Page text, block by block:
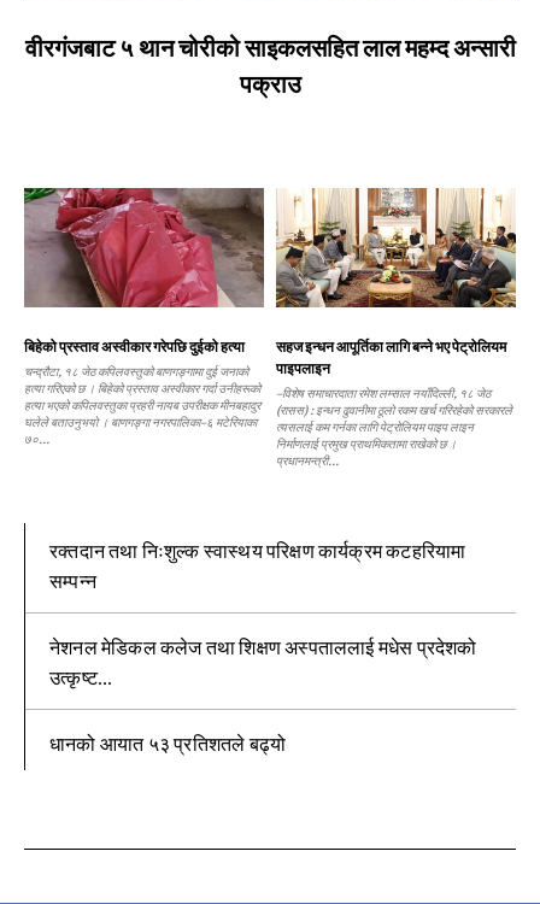
वीरगंजबाट ५ थान चोरीको साइकलसहित लाल महम्द अन्सारी
पक्राउ
बिहेको प्रस्ताव अस्वीकार गरेपछि दुईको हत्या
चन्द्रौटा, १८ जेठ कपिलवस्तुको बाणगङ्गामा दुई जनाको
हत्या गरिएको छ । बिहेको प्रस्ताव अस्वीकार गर्दा उनीहरूको
हत्या भएको कपिलवस्तुका प्रहरी नायब उपरीक्षक मीनबहादुर
घलेले बताउनुभयो । बाणगङ्गा नगरपालिका–६ मटेरियाका
७०...
सहज इन्धन आपूर्तिका लागि बन्ने भए पेट्रोलियम
पाइपलाइन
–विशेष समाचारदाता रमेश लम्साल नयाँदिल्ली, १८ जेठ
(रासस) : इन्धन ढुवानीमा ठूलो रकम खर्च गरिरहेको सरकारले
त्यसलाई कम गर्नका लागि पेट्रोलियम पाइप लाइन
निर्माणलाई प्रमुख प्राथमिकतामा राखेको छ ।
प्रधानमन्त्री...
रक्तदान तथा निःशुल्क स्वास्थय परिक्षण कार्यक्रम कटहरियामा
सम्पन्न
नेशनल मेडिकल कलेज तथा शिक्षण अस्पताललाई मधेस प्रदेशको
उत्कृष्ट...
धानको आयात ५३ प्रतिशतले बढ्यो